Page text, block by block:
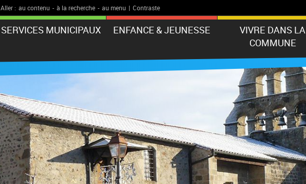
Aller : au contenu - à la recherche - au menu | Contraste
SERVICES MUNICIPAUX ENFANCE & JEUNESSE
VIVRE DANS LA
COMMUNE